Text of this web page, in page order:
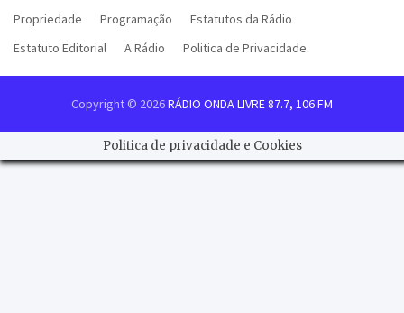
Propriedade Programação
Estatutos da Rádio
Estatuto Editorial
A Rádio Politica de Privacidade
Copyright © 2026RÁDIO ONDA LIVRE 87.7, 106 FM
Politica de privacidade e Cookies